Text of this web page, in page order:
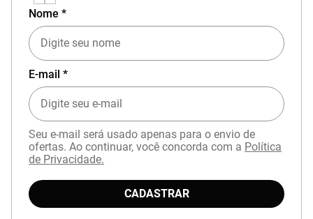
Nome *
E-mail *
Seu e-mail será usado apenas para o envio de
ofertas. Ao continuar, você concorda com a Política
de Privacidade.
CADASTRAR